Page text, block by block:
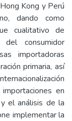
Kong y Perú
dando como
cualitativo de
consumidor
importadoras
primaria, así
en
el análisis de la
implementar la